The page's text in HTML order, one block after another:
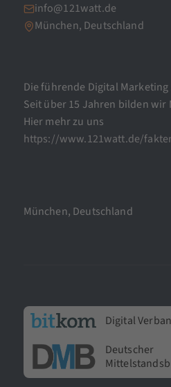
info@121watt.de
München, Deutschland
Die führende Digital
Seit über 15 Jahren bilden wir
Hier mehr zu uns
https://www.121watt.de/
München, Deutschland
Digital
Deutscher